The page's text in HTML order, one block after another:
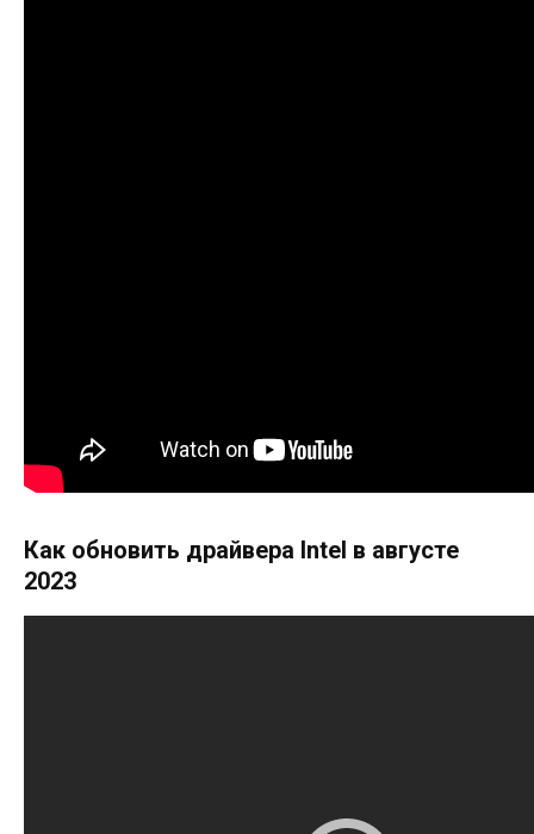
Как обновить драйвера Intel в августе
2023